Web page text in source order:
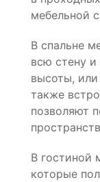
мебельной
В спальне
всю стену
высоты,
также
позволяют
В гостиной
которые